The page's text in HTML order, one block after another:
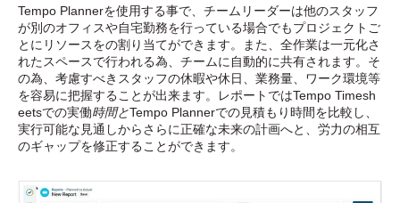
Tempo Plannerを使用する事で、チームリーダーは他のスタッフ
が別のオフィスや自宅勤務を行っている場合でもプロジェクトご
とにリソースをの割り当てができます。また、全作業は一元化さ
れたスペースで行われる為、チームに自動的に共有されます。そ
の為、考慮すべきスタッフの休暇や休日、業務量、ワーク環境等
を容易に把握することが出来ます。レポートではTempo Timesh
eetsでの実働時間とTempo Plannerでの見積もり時間を比較し、
実行可能な見通しからさらに正確な未来の計画へと、労力の相互
のギャップを修正することができます。